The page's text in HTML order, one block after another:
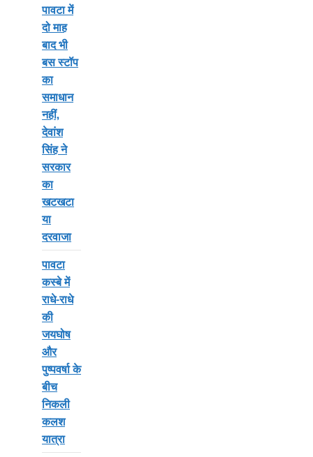
पावटा में
दो माह
बाद भी
बस स्टॉप
का
समाधान
नहीं,
देवांश
सिंह ने
सरकार
का
खटखटा
या
दरवाजा
पावटा
कस्बे में
राधे-राधे
की
जयघोष
और
पुष्पवर्षा के
बीच
निकली
कलश
यात्रा